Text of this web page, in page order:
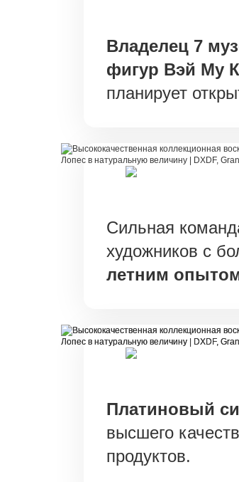
Владелец 7
фигур Вэй Му
планирует
Сильная
художников с
летним
Платиновый
высшего
продуктов.